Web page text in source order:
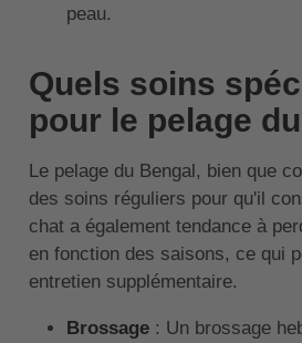
peau.
Quels soins
pour le pelage
Le pelage du Bengal, bien que
des soins réguliers pour qu'il
chat a également tendance à
en fonction des saisons, ce qui
entretien supplémentaire.
Brossage: Un brossage